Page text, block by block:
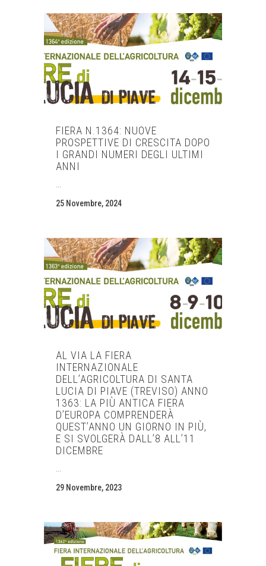
FIERA N.1364: NUOVE
PROSPETTIVE DI CRESCITA DOPO
I GRANDI NUMERI DEGLI ULTIMI
ANNI
25 Novembre, 2024
AL VIA LA FIERA
INTERNAZIONALE
DELL’AGRICOLTURA DI SANTA
LUCIA DI PIAVE (TREVISO) ANNO
1363: LA PIÙ ANTICA FIERA
D’EUROPA COMPRENDERÀ
QUEST’ANNO UN GIORNO IN PIÙ,
E SI SVOLGERÀ DALL’8 ALL’11
DICEMBRE
29 Novembre, 2023